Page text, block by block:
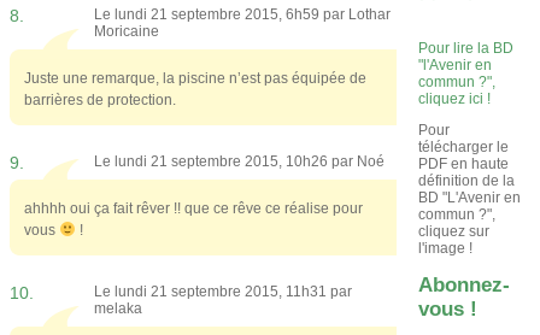
8. Le lundi 21 septembre 2015, 6h59 par Lothar
Moricaine
Juste une remarque, la piscine n’est pas équipée de
barrières de protection.
9. Le lundi 21 septembre 2015, 10h26 par Noé
ahhhh oui ça fait rêver !! que ce rêve ce réalise pour
vous
!
10.
Le lundi 21 septembre 2015, 11h31 par
melaka
Pour lire la BD
"l'Avenir en
commun ?",
cliquez ici !
Pour
télécharger le
PDF en haute
définition de la
BD "L'Avenir en
commun ?",
cliquez sur
l'image !
Abonnez-
vous !